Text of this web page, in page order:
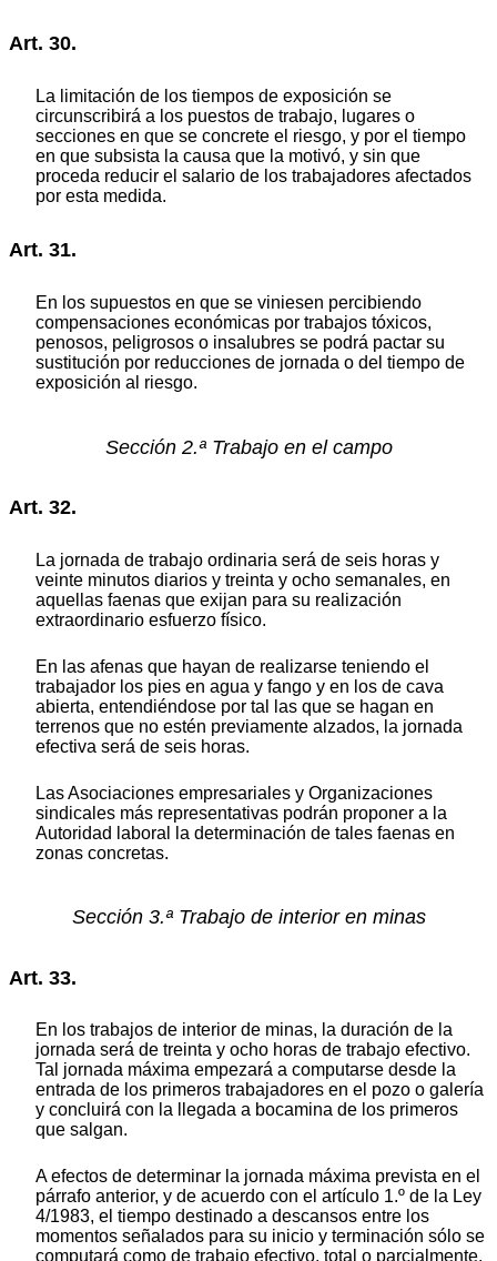
Art. 30.
La limitación de los tiempos de exposición se
circunscribirá a los puestos de trabajo, lugares o
secciones en que se concrete el riesgo, y por el tiempo
en que subsista la causa que la motivó, y sin que
proceda reducir el salario de los trabajadores afectados
por esta medida.
Art. 31.
En los supuestos en que se viniesen percibiendo
compensaciones económicas por trabajos tóxicos,
penosos, peligrosos o insalubres se podrá pactar su
sustitución por reducciones de jornada o del tiempo de
exposición al riesgo.
Sección 2.ª Trabajo en el campo
Art. 32.
La jornada de trabajo ordinaria será de seis horas y
veinte minutos diarios y treinta y ocho semanales, en
aquellas faenas que exijan para su realización
extraordinario esfuerzo físico.
En las afenas que hayan de realizarse teniendo el
trabajador los pies en agua y fango y en los de cava
abierta, entendiéndose por tal las que se hagan en
terrenos que no estén previamente alzados, la jornada
efectiva será de seis horas.
Las Asociaciones empresariales y Organizaciones
sindicales más representativas podrán proponer a la
Autoridad laboral la determinación de tales faenas en
zonas concretas.
Sección 3.ª Trabajo de interior en minas
Art. 33.
En los trabajos de interior de minas, la duración de la
jornada será de treinta y ocho horas de trabajo efectivo.
Tal jornada máxima empezará a computarse desde la
entrada de los primeros trabajadores en el pozo o galería
y concluirá con la llegada a bocamina de los primeros
que salgan.
A efectos de determinar la jornada máxima prevista en el
párrafo anterior, y de acuerdo con el artículo 1.º de la Ley
4/1983, el tiempo destinado a descansos entre los
momentos señalados para su inicio y terminación sólo se
computará como de trabajo efectivo, total o parcialmente,